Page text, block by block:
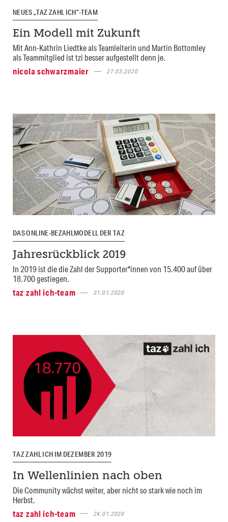
NEUES „TAZ ZAHL ICH”-TEAM
Ein Modell mit Zukunft
Mit Ann-Kathrin Liedtke als Teamleiterin und Martin Bottomley
als Teammitglied ist tzi besser aufgestellt denn je.
nicola schwarzmaier
27.03.2020
DAS ONLINE-BEZAHLMODELL DER TAZ
Jahresrückblick 2019
In 2019 ist die die Zahl der Supporter*innen von 15.400 auf über
18.700 gestiegen.
taz zahl ich-team
31.01.2020
TAZ ZAHL ICH IM DEZEMBER 2019
In Wellenlinien nach oben
Die Community wächst weiter, aber nicht so stark wie noch im
Herbst.
taz zahl ich-team
24.01.2020